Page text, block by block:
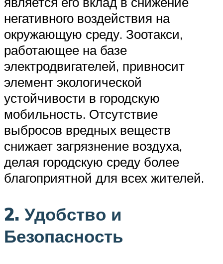
негативного воздействия на
окружающую среду. Зоотакси,
работающее на базе
электродвигателей, привносит
элемент экологической
устойчивости в городскую
мобильность. Отсутствие
выбросов вредных веществ
снижает загрязнение воздуха,
делая городскую среду более
благоприятной для всех жителей.
2. Удобство и
Безопасность